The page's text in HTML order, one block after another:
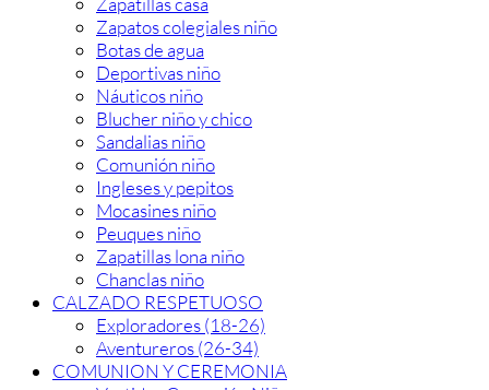
Zapatos colegiales niño
Botas de agua
Deportivas niño
Náuticos niño
Blucher niño y chico
Sandalias niño
Comunión niño
Ingleses y pepitos
Mocasines niño
Peuques niño
Zapatillas lona niño
Chanclas niño
CALZADO RESPETUOSO
Exploradores (18-26)
Aventureros (26-34)
COMUNION Y CEREMONIA